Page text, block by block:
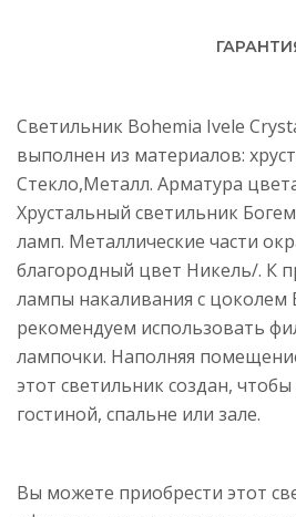
Светильник Bohemia Ivele
выполнен из материалов:
Стекло,Металл. Арматура
Хрустальный светильник
ламп. Металлические части
благородный цвет Никель/. К
лампы накаливания с цоколем
рекомендуем использовать
лампочки. Наполняя
этот светильник создан,
гостиной, спальне или зале.
Вы можете приобрести этот